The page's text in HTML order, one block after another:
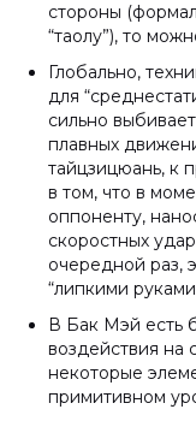
стороны
“таолу”), то
Глобально,
для
сильно
плавных
тайцзицюань, к
в том, что в
оппоненту,
скоростных
очередной раз,
“липкими
В Бак Мэй есть
воздействия на
некоторые
примитивном